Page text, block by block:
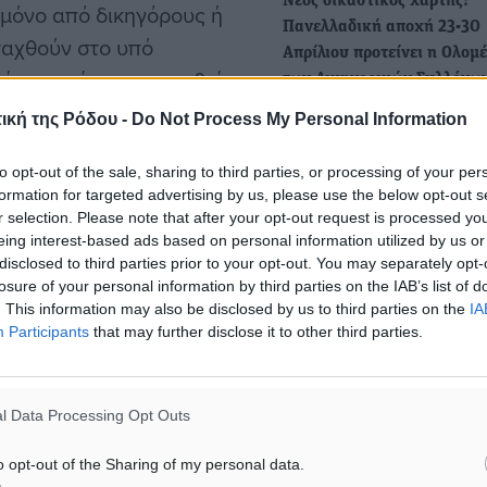
της Ρόδου - Do Not Process My Personal Information
opt-out of the sale, sharing to third parties, or processing of your
for targeted advertising by us, please use the below opt-out
selection. Please note that after your opt-out request is processed
interest-based ads based on personal information utilized by us
to third parties prior to your opt-out. You may separately
of your personal information by third parties on the IAB’s list of
This information may also be disclosed by us to third parties on the
Participants that may further disclose it to other third parties.
Data Processing Opt Outs
opt-out of the Sharing of my personal data.
από δικηγόρους ή
στο υπό
αναμένεται να τεθεί σε
μηνός.
στα συμβόλαια
για την
αυτό, θα μελετηθεί η
η υποχρέωση
παρίσταται δικηγόρος
Ποινικής Δικονομίας
Πανελλαδική αποχή 23-30
Απρίλιου προτείνει η
των Δικηγορικών
Δικηγορικών Συλλόγων
κατά τη σημερινή της…
Ολομέλεια Δικηγορικών
Συλλόγων: «Τέμπη ένας
μετά: Δει δη Δικαιοσύνης»
Συμπληρωματικό υπόμνημα
κατατέθηκε στις